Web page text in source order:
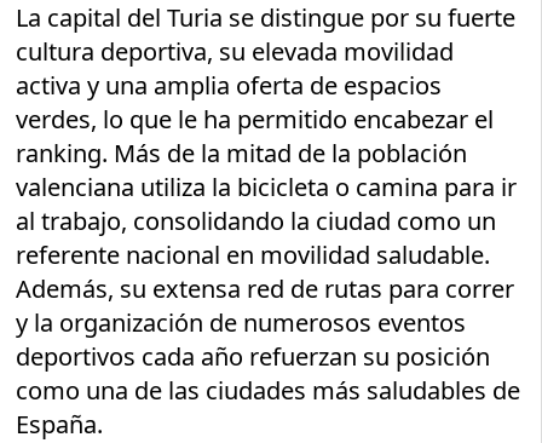
La capital del Turia se distingue por su fuerte
cultura deportiva, su elevada movilidad
activa y una amplia oferta de espacios
verdes, lo que le ha permitido encabezar el
ranking. Más de la mitad de la población
valenciana utiliza la bicicleta o camina para ir
al trabajo, consolidando la ciudad como un
referente nacional en movilidad saludable.
Además, su extensa red de rutas para correr
y la organización de numerosos eventos
deportivos cada año refuerzan su posición
como una de las ciudades más saludables de
España.